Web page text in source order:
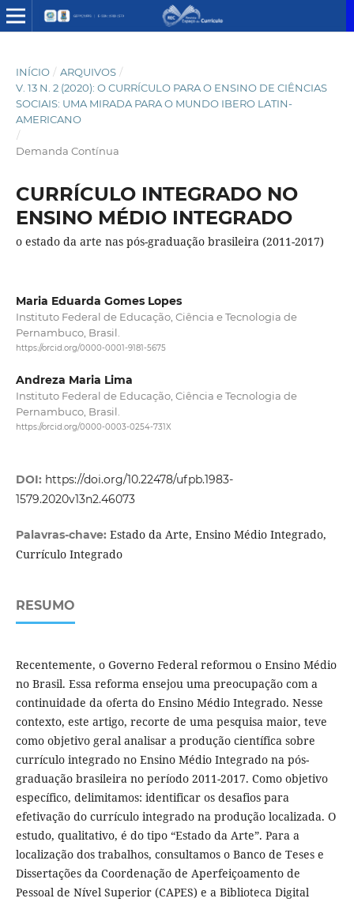
INÍCIO / ARQUIVOS /
V. 13 N. 2 (2020): O CURRÍCULO PARA O ENSINO DE CIÊNCIAS
SOCIAIS: UMA MIRADA PARA O MUNDO IBERO LATIN-
AMERICANO
/
Demanda Contínua
CURRÍCULO INTEGRADO NO
ENSINO MÉDIO INTEGRADO
o estado da arte nas pós-graduação brasileira (2011-2017)
Maria Eduarda Gomes Lopes
Instituto Federal de Educação, Ciência e Tecnologia de
Pernambuco, Brasil.
https://orcid.org/0000-0001-9181-5675
Andreza Maria Lima
Instituto Federal de Educação, Ciência e Tecnologia de
Pernambuco, Brasil.
https://orcid.org/0000-0003-0254-731X
DOI: https://doi.org/10.22478/ufpb.1983-
1579.2020v13n2.46073
Palavras-chave: Estado da Arte, Ensino Médio Integrado,
Currículo Integrado
RESUMO
Recentemente, o Governo Federal reformou o Ensino Médio
no Brasil. Essa reforma ensejou uma preocupação com a
continuidade da oferta do Ensino Médio Integrado. Nesse
contexto, este artigo, recorte de uma pesquisa maior, teve
como objetivo geral analisar a produção científica sobre
currículo integrado no Ensino Médio Integrado na pós-
graduação brasileira no período 2011-2017. Como objetivo
específico, delimitamos: identificar os desafios para
efetivação do currículo integrado na produção localizada. O
estudo, qualitativo, é do tipo “Estado da Arte”. Para a
localização dos trabalhos, consultamos o Banco de Teses e
Dissertações da Coordenação de Aperfeiçoamento de
Pessoal de Nível Superior (CAPES) e a Biblioteca Digital